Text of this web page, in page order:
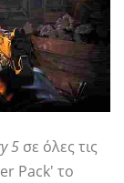
5 σε όλες τις
Pack' το